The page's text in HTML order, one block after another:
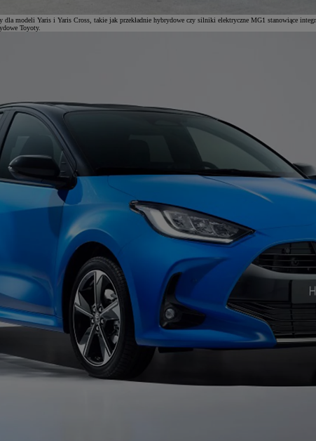
modeli Yaris i Yaris Cross, takie jak przekładnie hybrydowe czy silniki elektryczne MG1 stanowiące
Toyoty.